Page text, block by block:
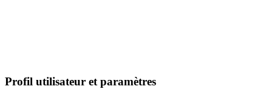
Profil utilisateur et paramètres